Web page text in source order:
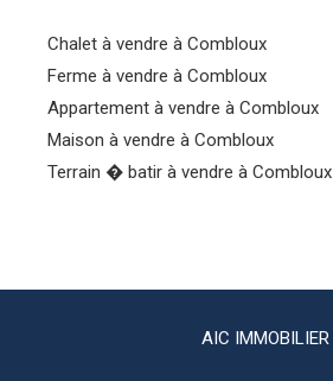
Chalet à vendre à Combloux
Ferme à vendre à Combloux
Appartement à vendre à Combloux
Maison à vendre à Combloux
Terrain � batir à vendre à Combloux
AIC IMMOBILIER